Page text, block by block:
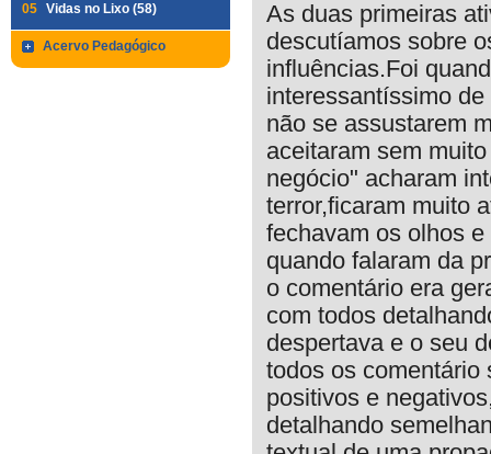
05 Vidas no Lixo (58)
Acervo Pedagógico
As duas primeiras
descutíamos sobre
influências.Foi
interessantíssimo
não se assustarem
aceitaram sem
negócio" acharam
terror,ficaram muito
fechavam os olhos
quando falaram da
o comentário era
com todos
despertava e o seu
todos os comentário
positivos e
detalhando